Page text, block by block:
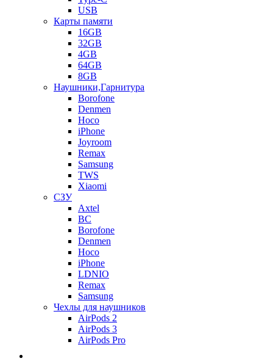
USB
Карты памяти
16GB
32GB
4GB
64GB
8GB
Наушники,Гарнитура
Borofone
Denmen
Hoco
iPhone
Joyroom
Remax
Samsung
TWS
Xiaomi
СЗУ
Axtel
BC
Borofone
Denmen
Hoco
iPhone
LDNIO
Remax
Samsung
Чехлы для наушников
AirPods 2
AirPods 3
AirPods Pro